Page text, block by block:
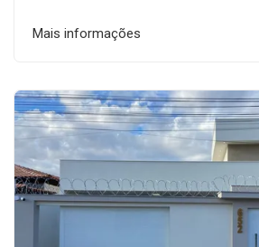
Mais informações